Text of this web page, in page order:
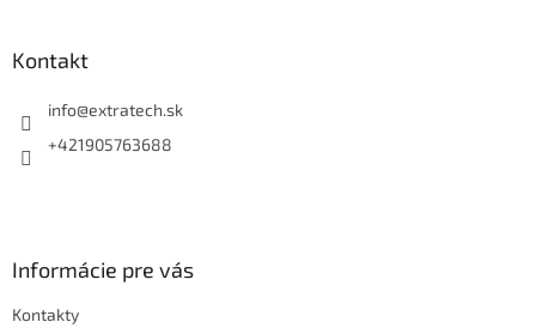
Kontakt
info@extratech.sk
+421905763688
Informácie pre vás
Kontakty